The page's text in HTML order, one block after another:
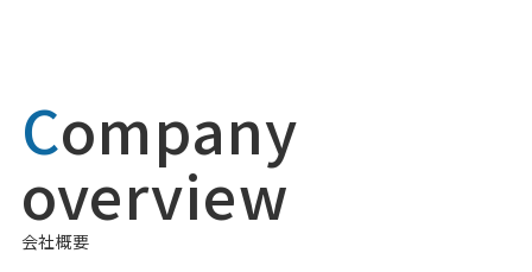
Company
overview
会社概要